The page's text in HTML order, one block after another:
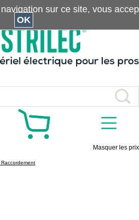
Masquer les prix
sur ce site, vous
OK